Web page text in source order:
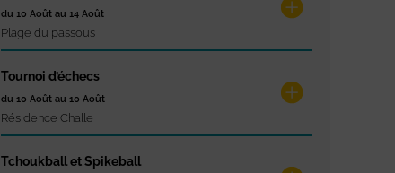
du 10 Août au 14 Août
Plage du passous
Tournoi d’échecs
du 10 Août au 10 Août
Résidence Challe
Tchoukball et Spikeball